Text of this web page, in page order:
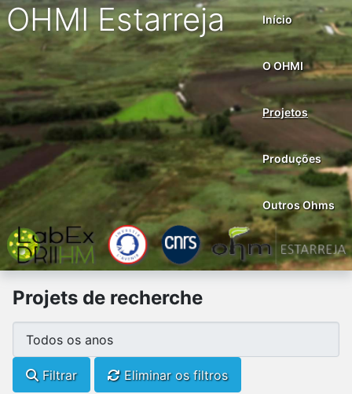
OHMI Estarreja Início
O OHMI
Projetos
Produções
Outros Ohms
Projets de recherche
Filtrar Eliminar os filtros